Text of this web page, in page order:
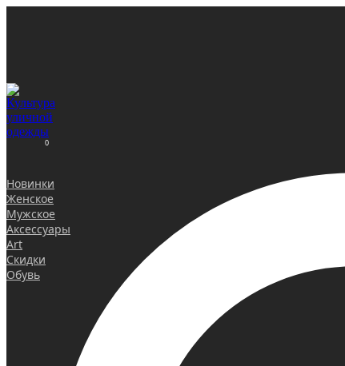
0
Новинки
Женское
Мужское
Аксессуары
Art
Скидки
Обувь